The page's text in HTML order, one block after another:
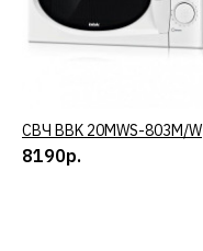
КУПИТЬ
СВЧ BBK 20MWS-803M/W
8190р.